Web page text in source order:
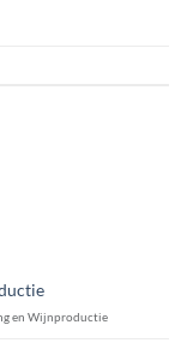
en Wijnproductie